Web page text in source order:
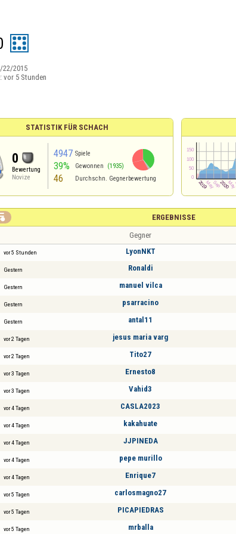
22/2015
vor 5 Stunden
STATISTIK FÜR SCHACH
0
Bewertung
Novize
4947 Spiele
39% Gewonnen (1935)
46 Durchschn. Gegnerbewertung
ERGEBNISSE
Gegner
vor 5 Stunden LyonNKT
Gestern Ronaldi
Gestern manuel vilca
Gestern psarracino
Gestern antal11
vor 2 Tagen jesus maria varg
vor 2 Tagen Tito27
vor 3 Tagen Ernesto8
vor 3 Tagen Vahid3
vor 4 Tagen CASLA2023
vor 4 Tagen kakahuate
vor 4 Tagen JJPINEDA
vor 4 Tagen pepe murillo
vor 4 Tagen Enrique7
vor 5 Tagen carlosmagno27
vor 5 Tagen PICAPIEDRAS
vor 5 Tagen mrballa